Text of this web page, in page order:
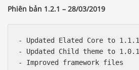
Phiên bản 1.2.1 – 28/03/2019
- Updated Elated Core to 1.1.1
- Updated Child theme to 1.0.1